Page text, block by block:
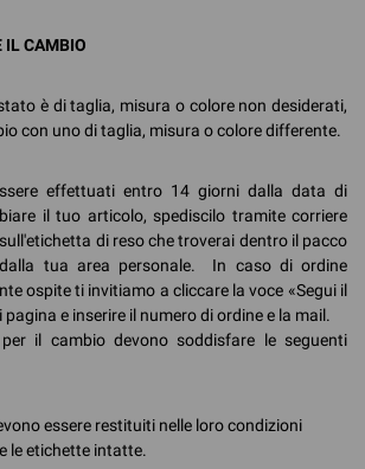
IL CAMBIO
è di taglia, misura o colore non desiderati,
con uno di taglia, misura o colore differente.
effettuati entro 14 giorni dalla data di
il tuo articolo, spediscilo tramite corriere
di reso che troverai dentro il pacco
tua area personale. In caso di ordine
ospite ti invitiamo a cliccare la voce «Segui il
e inserire il numero di ordine e la mail.
il cambio devono soddisfare le seguenti
essere restituiti nelle loro condizioni
le etichette intatte.